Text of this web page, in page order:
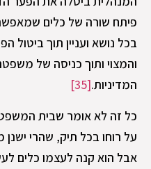
פיתח שורה של כלים
בכל נושא ועניין תוך ביטול
והמצוי ותוך כניסה של
המדיניות.[35]
כל זה לא אומר שבית
על רוחו בכל תיק, שהרי ישנן
אבל הוא קנה לעצמו כלים